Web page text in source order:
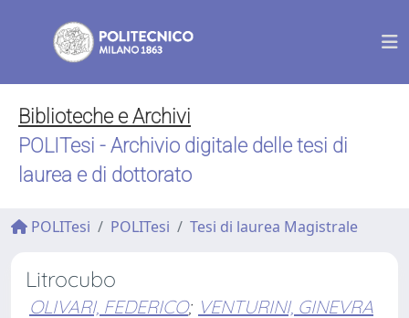
Biblioteche e Archivi
POLITesi - Archivio digitale delle tesi di
laurea e di dottorato
POLITesi POLITesi Tesi di laurea Magistrale
Litrocubo
OLIVARI, FEDERICO; VENTURINI, GINEVRA